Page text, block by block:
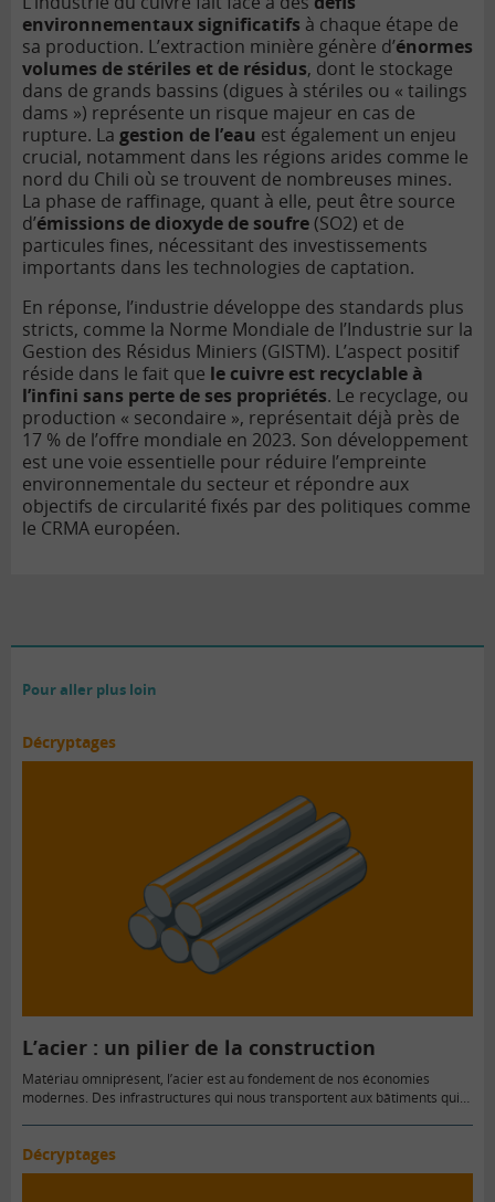
environnementaux significatifs à chaque étape de
sa production. L’extraction minière génère d’énormes
volumes de stériles et de résidus, dont le stockage
dans de grands bassins (digues à stériles ou « tailings
dams ») représente un risque majeur en cas de
rupture. La gestion de l’eau est également un enjeu
crucial, notamment dans les régions arides comme le
nord du Chili où se trouvent de nombreuses mines.
La phase de raffinage, quant à elle, peut être source
d’émissions de dioxyde de soufre(SO2) et de
particules fines, nécessitant des investissements
importants dans les technologies de captation.
En réponse, l’industrie développe des standards plus
stricts, comme la Norme Mondiale de l’Industrie sur la
Gestion des Résidus Miniers (GISTM). L’aspect positif
réside dans le fait que le cuivre est recyclable à
l’infini sans perte de ses propriétés. Le recyclage, ou
production « secondaire », représentait déjà près de
17 % de l’offre mondiale en 2023. Son développement
est une voie essentielle pour réduire l’empreinte
environnementale du secteur et répondre aux
objectifs de circularité fixés par des politiques comme
le CRMA européen.
Pour aller plus loin
Décryptages
L’acier : un pilier de la construction
Matériau omniprésent, l’acier est au fondement de nos économies
modernes. Des infrastructures qui nous transportent aux bâtiments qui…
Décryptages